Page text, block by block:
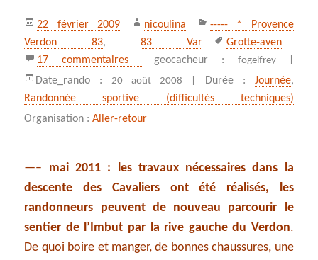
Publié
le
22 février 2009 Auteur
nicoulina Catégories
----- * Provence
Verdon 83,83 Var
Mots-
clés
Grotte-aven
17 commentaires
sur *** Le sentier de l’Imbut dans les
geocacheur : fogelfrey |
Date_rando :20 août 2008 | Durée : Journée,
Randonnée sportive (difficultés techniques)
Organisation :Aller-retour
—– mai 2011 : les travaux nécessaires dans la
descente des Cavaliers ont été réalisés, les
randonneurs peuvent de nouveau parcourir le
sentier de l’Imbut par la rive gauche du Verdon.
De quoi boire et manger, de bonnes chaussures, une